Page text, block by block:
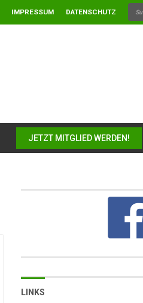
IMPRESSUM DATENSCHUTZ
JETZT MITGLIED WERDEN!
LINKS